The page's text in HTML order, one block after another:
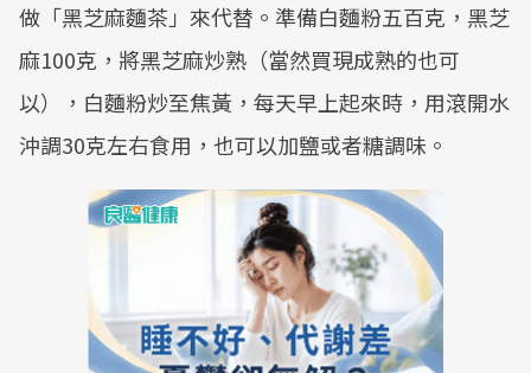
做「黑芝麻麵茶」來代替。準備白麵粉五百克，黑芝
麻100克，將黑芝麻炒熟（當然買現成熟的也可
以），白麵粉炒至焦黃，每天早上起來時，用滾開水
沖調30克左右食用，也可以加鹽或者糖調味。